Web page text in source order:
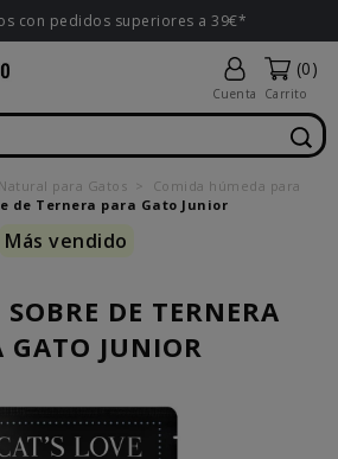
con pedidos superiores a 39€*
Cuenta
(0)
Carrito
para Gatos
Comida húmeda para
de Ternera para Gato Junior
Más vendido
DE TERNERA
GATO JUNIOR